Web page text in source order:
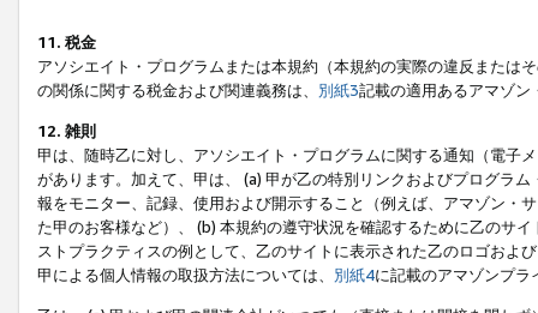
11. 税金
アソシエイト・プログラムまたは本規約（本規約の実際の違反または
の関係に関する税金および関連義務は、 別紙3記載の適用あるアマゾン
12. 雑則
甲は、随時乙に対し、アソシエイト・プログラムに関する通知（電子
があります。加えて、甲は、 (a) 甲が乙の特別リンクおよびプログラ
報をモニター、記録、使用および開示すること（例えば、アマゾン・
た甲のお客様など）、 (b) 本規約の遵守状況を確認するために乙のサ
ストプラクティスの例として、乙のサイトに表示された乙のロゴおよ
甲による個人情報の取扱方法については、 別紙4に記載のアマゾンプ